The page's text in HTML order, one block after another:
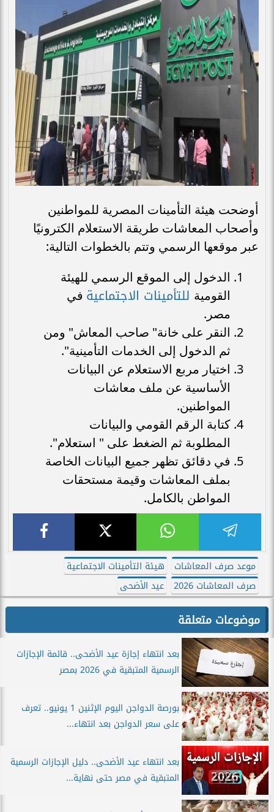
أوضحت هيئة التأمينات المصرية للمواطنين
وأصحاب المعاشات طريقة الاستعلام الكترونيًا
عبر موقعها الرسمي وتتم بالخطوات التالية:
الدخول إلى الموقع الرسمي للهيئة
القومية للتأمينات الاجتماعية في
مصر.
النقر على خانة" صاحب المعاش" ومن
ثم الدخول إلى الخدمات التأمينية".
اختيار مربع الاستعلام عن البيانات
الأساسية عن ملف معاشات
المواطنين.
كتابة الرقم القومي والبيانات
المطلوبة ثم الضغط على " استعلام".
في دقائق تظهر جميع البيانات الخاصة
بملف المعاشات وقيمة مستحقات
المواطن بالكامل.
موعد صرف المعاشات
هيئة التأمينات الاجتماعية
صرف المعاشات 2026
عيد الأضحى
موضوعات متعلقة
بعد انتهاء إجازة عيد الأضحى.. قائمة الإجازات
الرسمية المتبقية في 2026 بمصر
بورصة الدواجن اليوم الإثنين 1 يونيو.. تعرف
على سعر الدواجن بعد انتهاء...
بعد انتهاء عيد الأضحى.. دليل الإجازات الرسمية
المتبقية في مصر حتى نهاية...